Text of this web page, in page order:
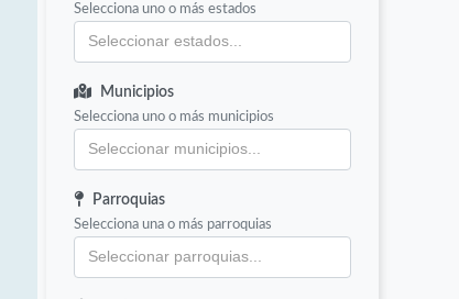
Selecciona uno o más estados
Municipios
Selecciona uno o más municipios
Parroquias
Selecciona una o más parroquias